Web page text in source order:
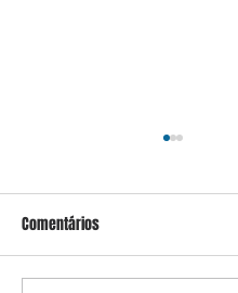
Comentários